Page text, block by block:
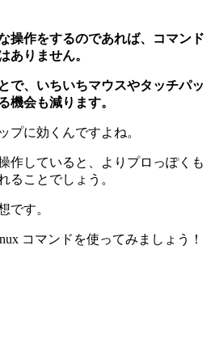
操作をするのであれば、コマンド
ありません。
で、いちいちマウスやタッチパッ
機会も減ります。
プに効くんですよね。
作していると、よりプロっぽくも
ることでしょう。
です。
コマンドを使ってみましょう！